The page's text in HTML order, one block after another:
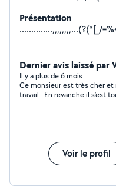
Présentation
..............,,,,,,,,...(?(*[_/
Dernier avis laissé par
Il y a plus de 6 mois
Ce monsieur est très cher et
travail . En revanche il s’est
Voir le profil